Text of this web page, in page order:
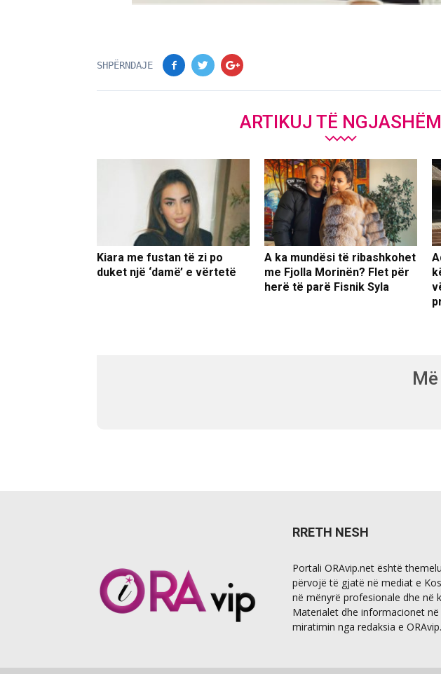
SHPËRNDAJE
ARTIKUJ TË NGJASHËM
Kiara me fustan të zi po
duket një ‘damë’ e vërtetë
A ka mundësi të ribashkohet
me Fjolla Morinën? Flet për
herë të parë Fisnik Syla
RRETH NESH
Portali ORAvip.net është
përvojë të gjatë në mediat e
në mënyrë profesionale dhe në
Materialet dhe informacionet
miratimin nga redaksia e ORAvip.